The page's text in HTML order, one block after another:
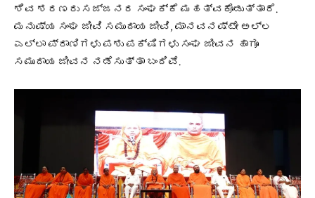
ಶಿವ ಶರಣರು ಸಜ್ಜನರ ಸಂಘಕ್ಕೆ ಮಹತ್ವಕೊಡುತ್ತಾರೆ.
ಮನುಷ್ಯ ಸಂಘ ಜೀವಿ ಸಮುದಾಯ ಜೀವಿ, ಮಾನವನಷ್ಟೇ ಅಲ್ಲ
ಎಲ್ಲಾ ಪ್ರಾಣಿಗಳು ಪಶು ಪಕ್ಷಿಗಳು ಸಂಘ ಜೀವನ ಹಾಗೂ
ಸಮುದಾಯ ಜೀವನ ನಡೆಸುತ್ತಾ ಬಂದಿವೆ.